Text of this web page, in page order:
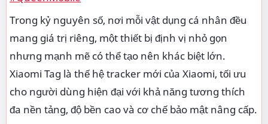
Trong kỷ nguyên số, nơi mỗi vật dụng cá nhân đều
mang giá trị riêng, một thiết bị định vị nhỏ gọn
nhưng mạnh mẽ có thể tạo nên khác biệt lớn.
Xiaomi Tag là thế hệ tracker mới của Xiaomi, tối ưu
cho người dùng hiện đại với khả năng tương thích
đa nền tảng, độ bền cao và cơ chế bảo mật nâng cấp.